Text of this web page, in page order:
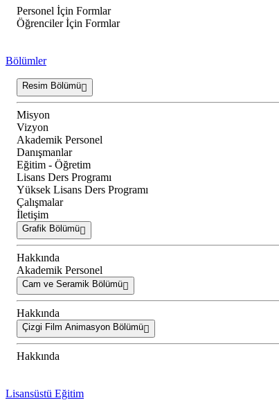
Personel İçin Formlar
Öğrenciler İçin Formlar
Bölümler
Resim Bölümü
Misyon
Vizyon
Akademik Personel
Danışmanlar
Eğitim - Öğretim
Lisans Ders Programı
Yüksek Lisans Ders Programı
Çalışmalar
İletişim
Grafik Bölümü
Hakkında
Akademik Personel
Cam ve Seramik Bölümü
Hakkında
Çizgi Film Animasyon Bölümü
Hakkında
Lisansüstü Eğitim